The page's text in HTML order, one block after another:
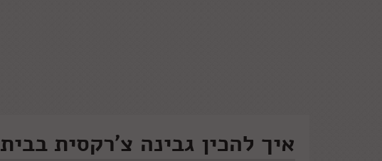
איך להכין גבינה צ'רקסית בבית